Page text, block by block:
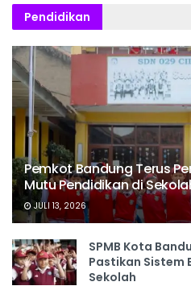
Pendidikan
Pemkot Bandung Terus
Mutu Pendidikan di
JULI 13, 2026
SPMB Kota
Pastikan Sistem
Sekolah